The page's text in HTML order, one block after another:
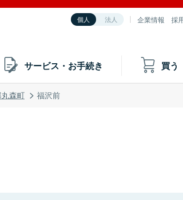
個人 法人 企業情報 採
サービス・お手続き 買う
森町 福沢前